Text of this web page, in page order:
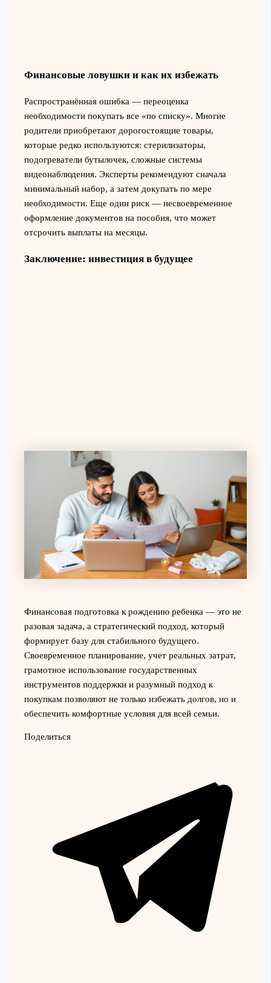
Финансовые ловушки и как их избежать
Распространённая ошибка — переоценка
необходимости покупать все «по списку». Многие
родители приобретают дорогостоящие товары,
которые редко используются: стерилизаторы,
подогреватели бутылочек, сложные системы
видеонаблюдения. Эксперты рекомендуют сначала
минимальный набор, а затем докупать по мере
необходимости. Еще один риск — несвоевременное
оформление документов на пособия, что может
отсрочить выплаты на месяцы.
Заключение: инвестиция в будущее
Финансовая подготовка к рождению ребенка — это не
разовая задача, а стратегический подход, который
формирует базу для стабильного будущего.
Своевременное планирование, учет реальных затрат,
грамотное использование государственных
инструментов поддержки и разумный подход к
покупкам позволяют не только избежать долгов, но и
обеспечить комфортные условия для всей семьи.
Поделиться